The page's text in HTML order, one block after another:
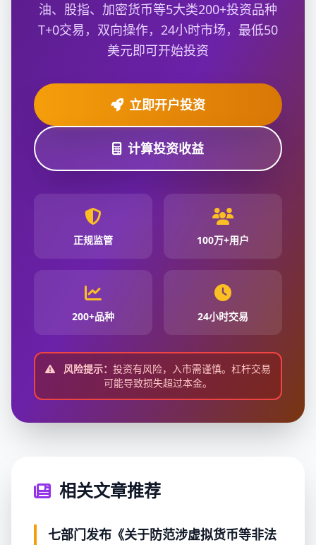
油、股指、加密货币等5大类200+投资品种
T+0交易，双向操作，24小时市场，最低50
美元即可开始投资
立即开户投资
计算投资收益
正规监管 100万+用户
200+品种 24小时交易
风险提示： 投资有风险，入市需谨慎。杠杆交易
可能导致损失超过本金。
相关文章推荐
七部门发布《关于防范涉虚拟货币等非法